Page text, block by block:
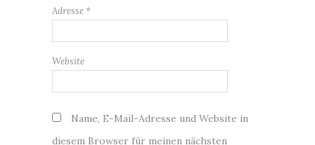
Adresse *
Website
Name, E-Mail-Adresse und Website in
diesem Browser für meinen nächsten